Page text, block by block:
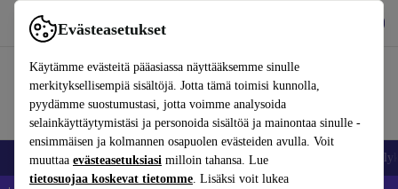
Evästeasetukset
Käytämme evästeitä pääasiassa näyttääksemme sinulle
merkityksellisempiä sisältöjä. Jotta tämä toimisi kunnolla,
pyydämme suostumustasi, jotta voimme analysoida
selainkäyttäytymistäsi ja personoida sisältöä ja mainontaa sinulle -
ensimmäisen ja kolmannen osapuolen evästeiden avulla. Voit
muuttaa evästeasetuksiasi milloin tahansa. Lue
tietosuojaa koskevat tietomme. Lisäksi voit lukea
Käytä refurbed-palvelua nopeasti ja helposti
Matkapuhelimet ja älypuhelimet Kannettavat tietokoneet